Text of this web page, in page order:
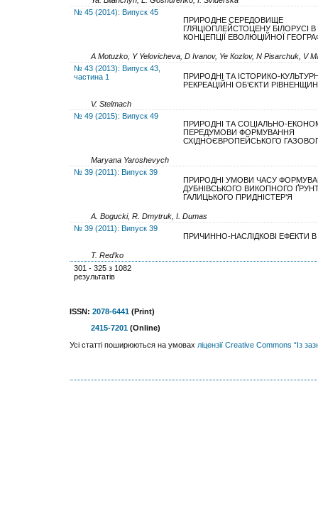
№ 45 (2014): Випуск 45
ПРИРОДНЕ СЕРЕДОВИЩЕ
ГЛЯЦІОПЛЕЙСТОЦЕНУ БІЛОРУСІ В
КОНЦЕПЦІЇ ЕВОЛЮЦІЙНОЇ
А Моtuzko, Y Yelovicheva, D Ivanov, Ye Коzlov, N Pisarchuk, V
№ 43 (2013): Випуск 43,
частина 1
ПРИРОДНІ ТА ІСТОРИКО-
РЕКРЕАЦІЙНІ ОБ’ЄКТИ
V. Stelmach
№ 49 (2015): Випуск 49
ПРИРОДНІ ТА СОЦІАЛЬНО-
ПЕРЕДУМОВИ ФОРМУВАННЯ
СХІДНОЄВРОПЕЙСЬКОГО
Maryana Yaroshevych
№ 39 (2011): Випуск 39
ПРИРОДНІ УМОВИ ЧАСУ
ДУБНІВСЬКОГО ВИКОПНОГО
ГАЛИЦЬКОГО ПРИДНІСТЕР’Я
A. Bogucki, R. Dmytruk, I. Dumas
№ 39 (2011): Випуск 39
ПРИЧИННО-НАСЛІДКОВІ ЕФЕКТИ В
T. Red’ko
301 - 325 з 1082
результатів
ISSN: 2078-6441 (Print)
2415-7201 (Online)
Усі статті поширюються на умовах ліцензії Creative Commons “Із